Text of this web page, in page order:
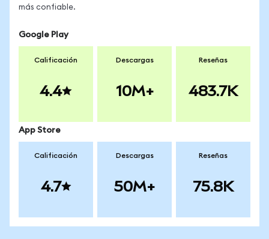
más confiable.
Google Play
Calificación
4.4
Descargas
10M+
Reseñas
483.7K
App Store
Calificación
4.7
Descargas
50M+
Reseñas
75.8K